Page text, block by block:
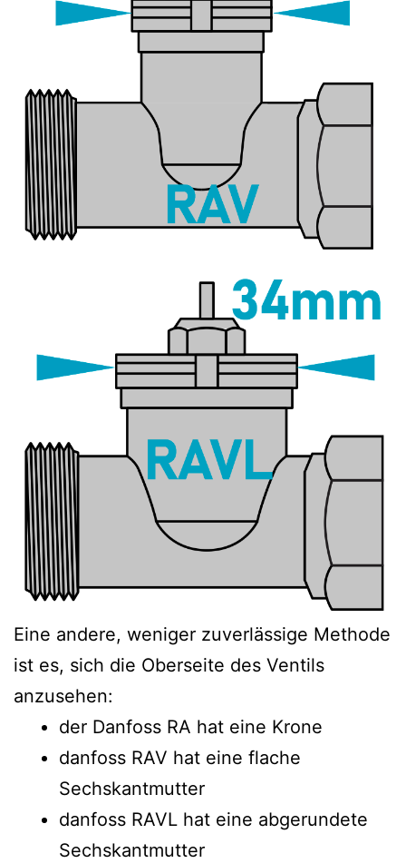
Eine andere, weniger zuverlässige Methode
ist es, sich die Oberseite des Ventils
anzusehen:
der Danfoss RA hat eine Krone
danfoss RAV hat eine flache
Sechskantmutter
danfoss RAVL hat eine abgerundete
Sechskantmutter